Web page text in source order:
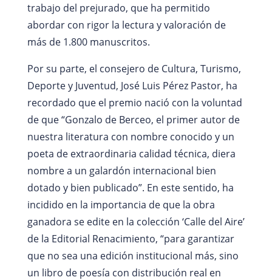
trabajo del prejurado, que ha permitido
abordar con rigor la lectura y valoración de
más de 1.800 manuscritos.
Por su parte, el consejero de Cultura, Turismo,
Deporte y Juventud, José Luis Pérez Pastor, ha
recordado que el premio nació con la voluntad
de que “Gonzalo de Berceo, el primer autor de
nuestra literatura con nombre conocido y un
poeta de extraordinaria calidad técnica, diera
nombre a un galardón internacional bien
dotado y bien publicado”. En este sentido, ha
incidido en la importancia de que la obra
ganadora se edite en la colección ‘Calle del Aire’
de la Editorial Renacimiento, “para garantizar
que no sea una edición institucional más, sino
un libro de poesía con distribución real en